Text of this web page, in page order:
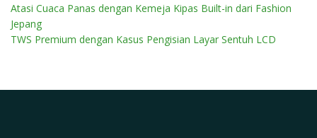
Atasi Cuaca Panas dengan Kemeja Kipas Built-in dari Fashion
Jepang
TWS Premium dengan Kasus Pengisian Layar Sentuh LCD